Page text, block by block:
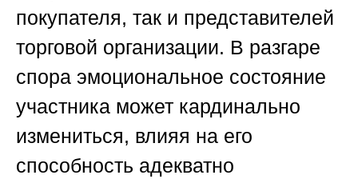
покупателя, так и представителей
торговой организации. В разгаре
спора эмоциональное состояние
участника может кардинально
измениться, влияя на его
способность адекватно